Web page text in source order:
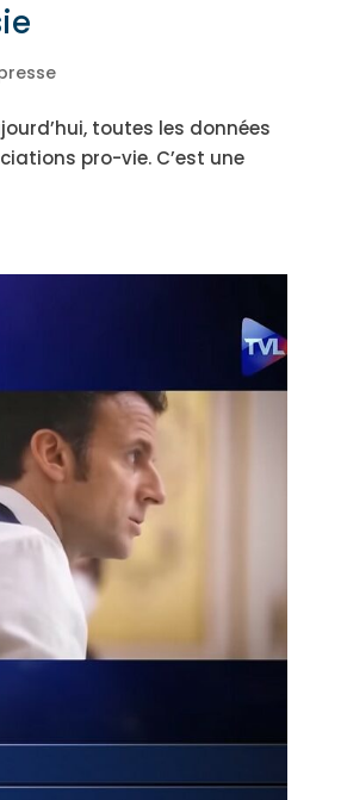
toutes les données
pro-vie. C’est une